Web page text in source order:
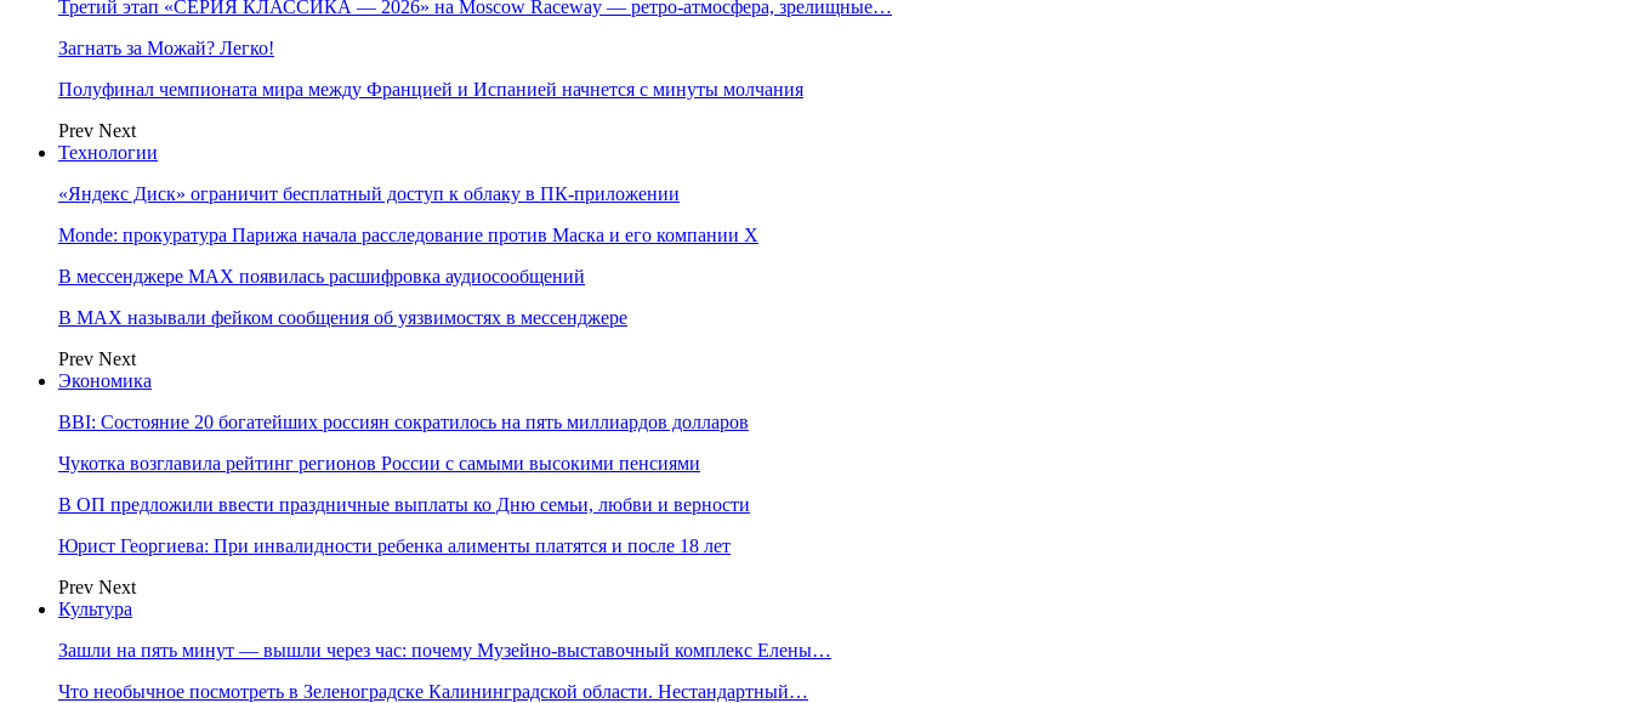
Третий этап «СЕРИЯ КЛАССИКА — 2026» на Moscow Raceway — ретро‑атмосфера, зрелищные…
Загнать за Можай? Легко!
Полуфинал чемпионата мира между Францией и Испанией начнется с минуты молчания
Prev Next
Технологии
«Яндекс Диск» ограничит бесплатный доступ к облаку в ПК-приложении
Monde: прокуратура Парижа начала расследование против Маска и его компании X
В мессенджере MAX появилась расшифровка аудиосообщений
В МAX называли фейком сообщения об уязвимостях в мессенджере
Prev Next
Экономика
BBI: Состояние 20 богатейших россиян сократилось на пять миллиардов долларов
Чукотка возглавила рейтинг регионов России с самыми высокими пенсиями
В ОП предложили ввести праздничные выплаты ко Дню семьи, любви и верности
Юрист Георгиева: При инвалидности ребенка алименты платятся и после 18 лет
Prev Next
Культура
Зашли на пять минут — вышли через час: почему Музейно-выставочный комплекс Елены…
Что необычное посмотреть в Зеленоградске Калининградской области. Нестандартный…